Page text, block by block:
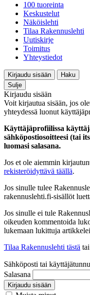
100 tuoreinta
Keskustelut
Näköislehti
Tilaa Rakennuslehti
Uutiskirje
Toimitus
Yhteystiedot
Kirjaudu sisään
Haku
Sulje
Kirjaudu sisään
Voit kirjautua sisään, jos
yhteydessä luonut
Käyttäjäprofiilissa
sähköpostiosoitteesi (tai
luomasi salasana.
Jos et ole aiemmin
rekisteröidyttävä täällä.
Jos sinulle tulee
rakennuslehti.fi-sisällöt
Jos sinulle ei tule
oikeuden kommentoida
lukemaan lukittuja
Tilaa Rakennuslehti tästä
Sähköposti tai
Salasana
Kirjaudu sisään